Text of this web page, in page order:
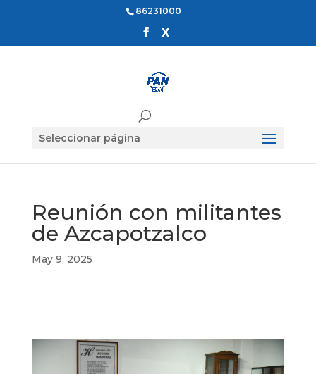
86231000
Seleccionar página
Reunión con militantes
de Azcapotzalco
May 9, 2025